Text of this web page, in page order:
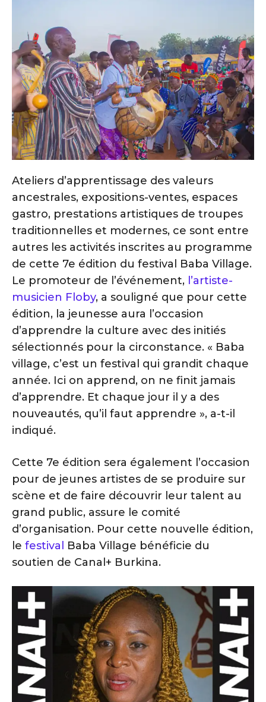
Ateliers d’apprentissage des valeurs
ancestrales, expositions-ventes, espaces
gastro, prestations artistiques de troupes
traditionnelles et modernes, ce sont entre
autres les activités inscrites au programme
de cette 7e édition du festival Baba Village.
Le promoteur de l’événement, l’artiste-
musicien Floby, a souligné que pour cette
édition, la jeunesse aura l’occasion
d’apprendre la culture avec des initiés
sélectionnés pour la circonstance. « Baba
village, c’est un festival qui grandit chaque
année. Ici on apprend, on ne finit jamais
d’apprendre. Et chaque jour il y a des
nouveautés, qu’il faut apprendre », a-t-il
indiqué.
Cette 7e édition sera également l’occasion
pour de jeunes artistes de se produire sur
scène et de faire découvrir leur talent au
grand public, assure le comité
d’organisation. Pour cette nouvelle édition,
le festival
Baba Village bénéficie du
soutien de Canal+ Burkina.